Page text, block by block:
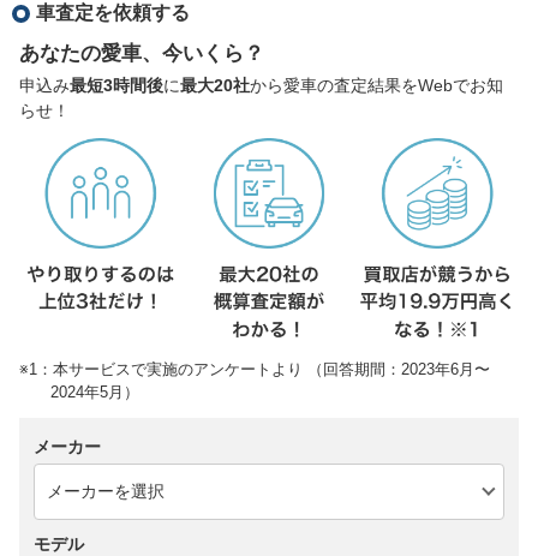
車査定を依頼する
あなたの愛車、今いくら？
申込み最短3時間後に最大20社から愛車の査定結果をWebでお知
らせ！
※1：本サービスで実施のアンケートより （回答期間：2023年6月〜
2024年5月）
メーカー
モデル